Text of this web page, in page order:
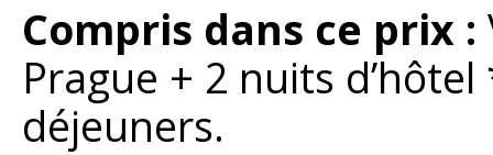
Compris dans ce prix :
Prague + 2 nuits
déjeuners.